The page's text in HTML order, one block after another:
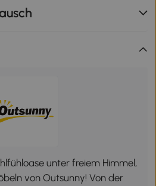
unter freiem Himmel,
von Outsunny! Von der